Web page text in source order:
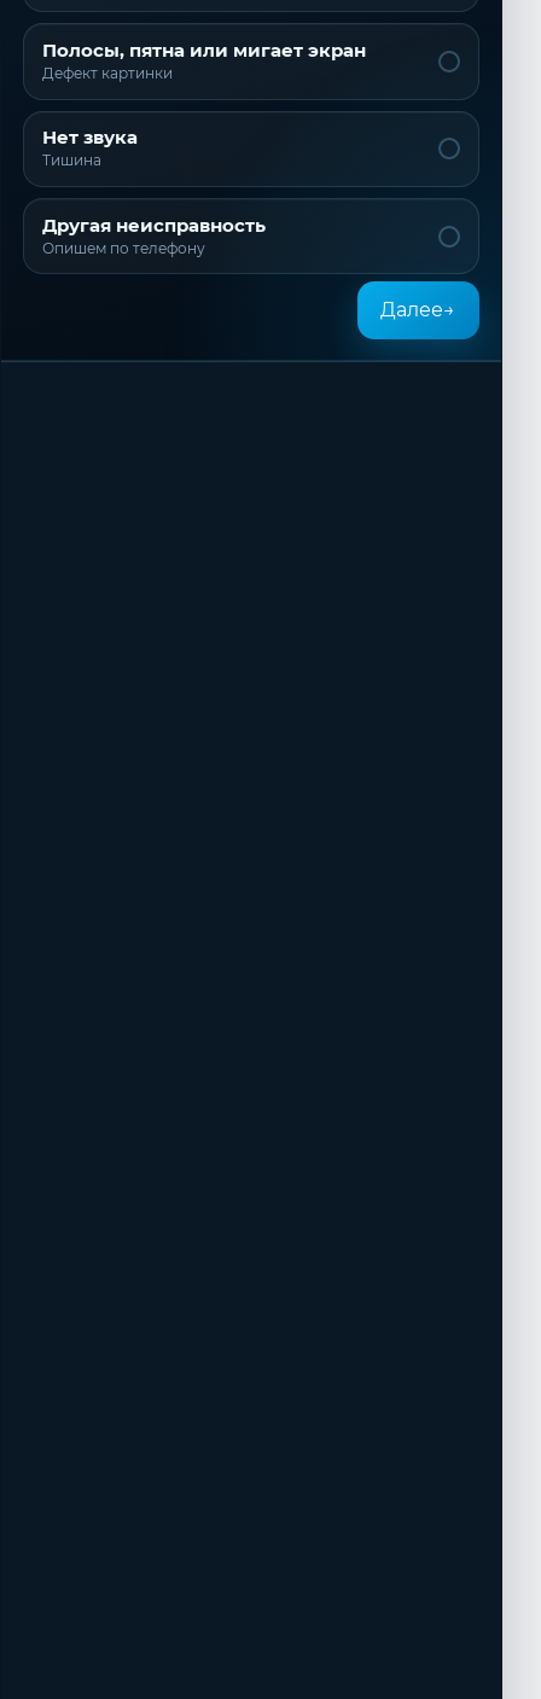
Полосы, пятна или мигает экран
Дефект картинки
Нет звука
Тишина
Другая неисправность
Опишем по телефону
Далее→